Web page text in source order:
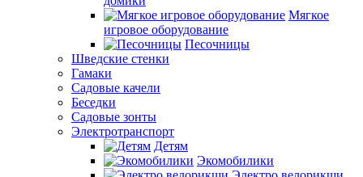
Мягкое
игровое оборудование
Песочницы
Шведские стенки
Гамаки
Садовые качели
Беседки
Садовые зонты
Электротранспорт
Детям
Экомобилики